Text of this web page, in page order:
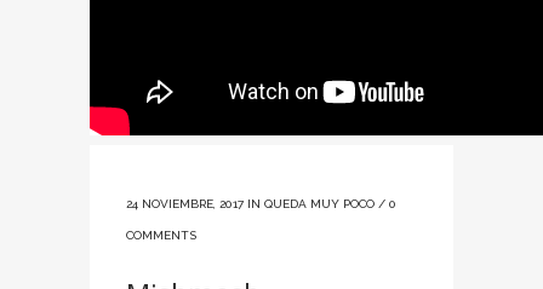
24 NOVIEMBRE, 2017 IN QUEDA MUY POCO / 0
COMMENTS